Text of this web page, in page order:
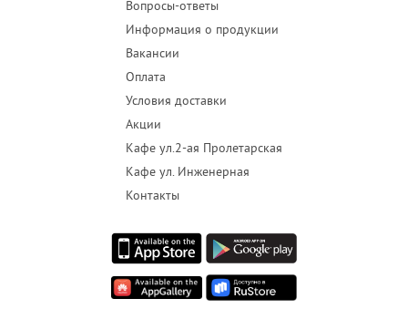
Вопросы-ответы
Информация о продукции
Вакансии
Оплата
Условия доставки
Акции
Кафе ул.2-ая Пролетарская
Кафе ул. Инженерная
Контакты